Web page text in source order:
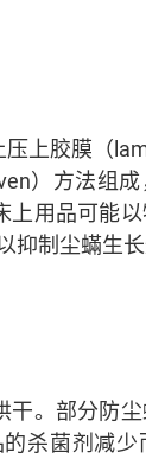
上胶膜（
）方法组
用品可能以
制尘蟎生长
。部分防
杀菌剂减